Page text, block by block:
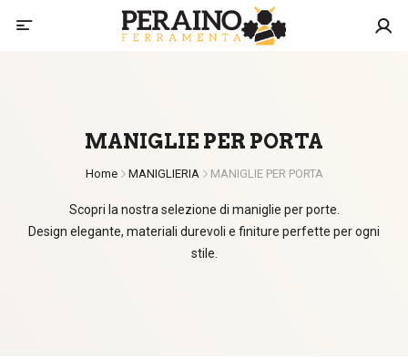
MANIGLIE PER PORTA
Home MANIGLIERIA MANIGLIE PER PORTA
Scopri la nostra selezione di maniglie per porte.
Design elegante, materiali durevoli e finiture perfette per ogni
stile.